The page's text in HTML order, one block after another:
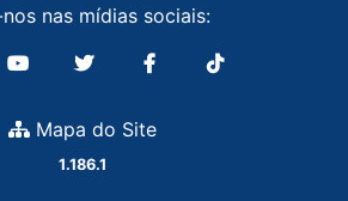
nas mídias sociais:
Mapa do Site
1.186.1